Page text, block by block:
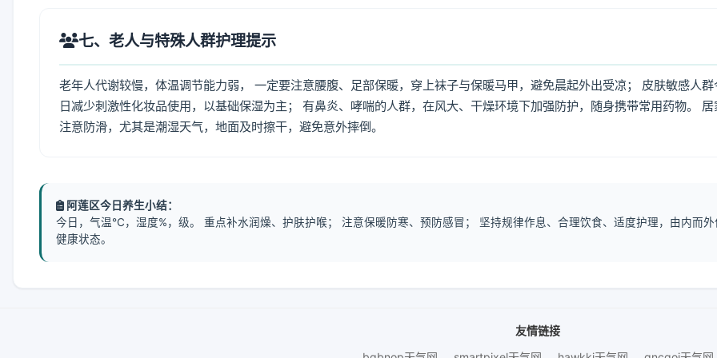
七、老人与特殊人群护理提示
老年人代谢较慢，体温调节能力弱， 一定要注意腰腹、足部保暖，穿上袜子与保暖马甲，避免晨起外出受凉； 皮肤敏感人群
日减少刺激性化妆品使用，以基础保湿为主； 有鼻炎、哮喘的人群，在风大、干燥环境下加强防护，随身携带常用药物。 居
注意防滑，尤其是潮湿天气，地面及时擦干，避免意外摔倒。
阿莲区今日养生小结：
今日，气温℃，湿度%，级。 重点补水润燥、护肤护喉； 注意保暖防寒、预防感冒； 坚持规律作息、合理饮食、适度护理，由内而外
健康状态。
友情链接